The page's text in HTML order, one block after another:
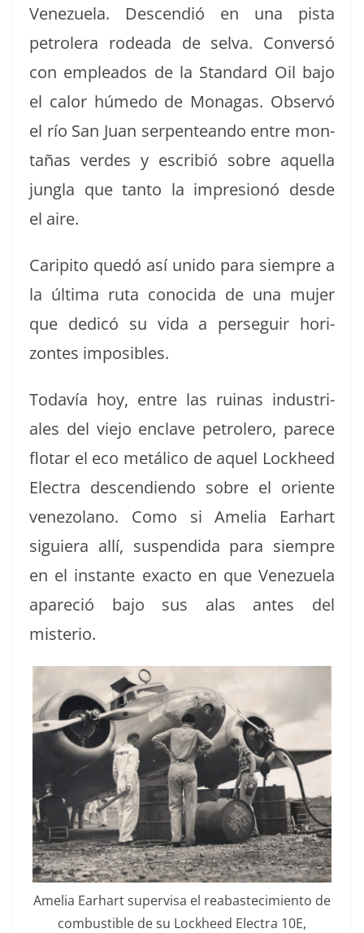
Venezuela. Descendió en una pista
petrol­era rodea­da de sel­va. Con­ver­só
con emplea­d­os de la Stan­dard Oil bajo
el calor húme­do de Mon­a­gas. Observó
el río San Juan ser­pen­te­an­do entre mon­
tañas verdes y escribió sobre aque­l­la
jungla que tan­to la impre­sionó des­de
el aire.
Carip­i­to quedó así unido para siem­pre a
la últi­ma ruta cono­ci­da de una mujer
que dedicó su vida a perseguir hor­i­
zontes imposibles.
Todavía hoy, entre las ruinas indus­tri­
ales del viejo enclave petrolero, parece
flotar el eco metáli­co de aquel Lock­heed
Elec­tra descen­di­en­do sobre el ori­ente
vene­zolano. Como si Amelia Earhart
sigu­iera allí, sus­pendi­da para siem­pre
en el instante exac­to en que Venezuela
apare­ció bajo sus alas antes del
misterio.
Amelia Earhart super­visa el reabastec­imien­to de
com­bustible de su Lock­heed Elec­tra 10E,